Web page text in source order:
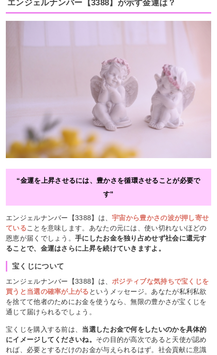
エンジェルナンバー【3388】が示す金運は？
“金運を上昇させるには、豊かさを循環させることが必要で
す”
エンジェルナンバー【3388】は、宇宙から豊かさの波が押し寄せ
ていることを意味します。あなたの元には、使い切れないほどの
恩恵が届くでしょう。 手にしたお金を独り占めせず社会に還元す
ることで、金運はさらに上昇を続けていきますよ。
宝くじについて
エンジェルナンバー【3388】は、 ポジティブな気持ちで宝くじを
買うと当選の確率が上がる というメッセージ。あなたが私利私欲
を捨てて他者のためにお金を使うなら、無限の豊かさが宝くじを
通じて届けられるでしょう。
宝くじを購入する前は、 当選したお金で何をしたいのかを具体的
にイメージしてくださいね。 その目的が高次であると天使が認め
れば、必要とするだけのお金が与えられるはず。社会貢献に意識